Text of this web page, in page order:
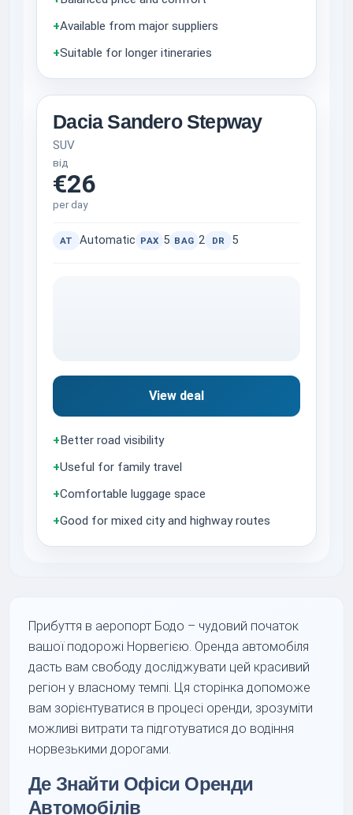
+Available from major suppliers
+Suitable for longer itineraries
Dacia Sandero Stepway
SUV
від
€26
per day
AT Automatic PAX 5 BAG 2 DR 5
View deal
+Better road visibility
+Useful for family travel
+Comfortable luggage space
+Good for mixed city and highway routes
Прибуття в аеропорт Бодо – чудовий початок
вашої подорожі Норвегією. Оренда автомобіля
дасть вам свободу досліджувати цей красивий
регіон у власному темпі. Ця сторінка допоможе
вам зорієнтуватися в процесі оренди, зрозуміти
можливі витрати та підготуватися до водіння
норвезькими дорогами.
Де Знайти Офіси Оренди
Автомобілів